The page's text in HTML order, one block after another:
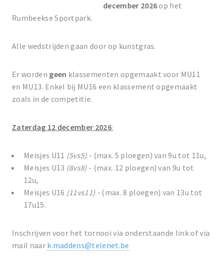
december 2026op het
Rumbeekse Sportpark.
Alle wedstrijden gaan door op kunstgras.
Er worden geen klassementen opgemaakt voor MU11
en MU13. Enkel bij MU16 een klassement opgemaakt
zoals in de competitie.
Zaterdag 12 december 2026:
Meisjes U11 (5vs5) - (max. 5 ploegen) van 9u tot 11u,
Meisjes U13 (8vs8) - (max. 12 ploegen) van 9u tot
12u,
Meisjes U16 (11vs11) - (max. 8 ploegen) van 13u tot
17u15.
Inschrijven voor het tornooi via onderstaande link of via
mail naar k.maddens@telenet.be